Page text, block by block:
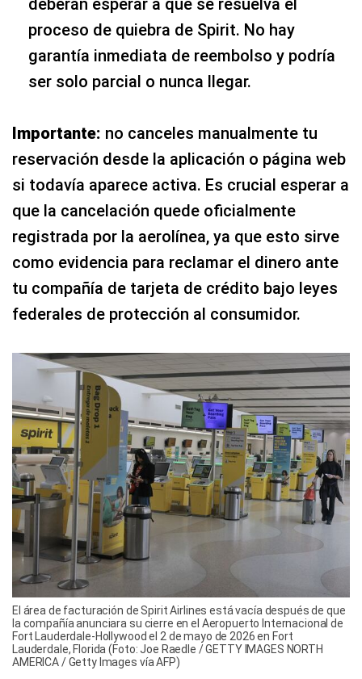
deberán esperar a que se resuelva el
proceso de quiebra de Spirit. No hay
garantía inmediata de reembolso y podría
ser solo parcial o nunca llegar.
Importante: no canceles manualmente tu
reservación desde la aplicación o página web
si todavía aparece activa. Es crucial esperar a
que la cancelación quede oficialmente
registrada por la aerolínea, ya que esto sirve
como evidencia para reclamar el dinero ante
tu compañía de tarjeta de crédito bajo leyes
federales de protección al consumidor.
El área de facturación de Spirit Airlines está vacía después de que
la compañía anunciara su cierre en el Aeropuerto Internacional de
Fort Lauderdale-Hollywood el 2 de mayo de 2026 en Fort
Lauderdale, Florida (Foto: Joe Raedle / GETTY IMAGES NORTH
AMERICA / Getty Images vía AFP)